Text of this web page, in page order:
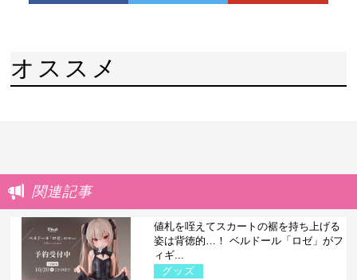
オススメ
関連記事
値札を咥えてスカートの裾を持ち上げる
姿は背徳的…！ ベルドール「ロゼ」がフ
ィギ...
グッズ